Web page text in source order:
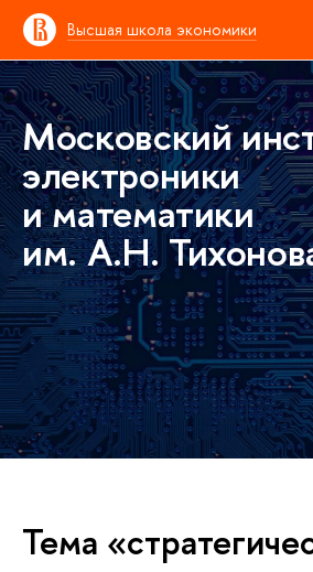
Высшая школа экономики
Московский
электроники
и математики
им. А.Н.
Тема